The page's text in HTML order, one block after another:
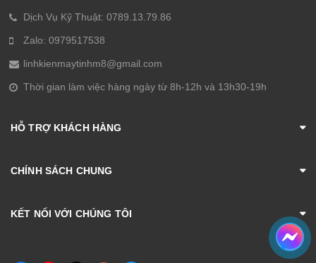
Dịch Vụ Kỹ Thuật: 0789.13.79.86
Zalo: 0979517538
linhkienmaytinhm8@gmail.com
Thời gian làm việc hàng ngày từ 8h-12h và 13h30-19h
HỖ TRỢ KHÁCH HÀNG
CHÍNH SÁCH CHUNG
KẾT NỐI VỚI CHÚNG TÔI